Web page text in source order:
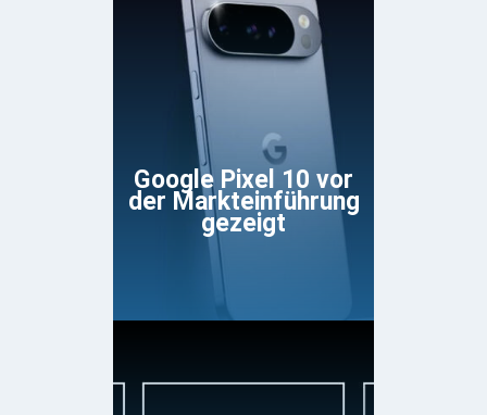
Google Pixel 10 vor
der Markteinführung
gezeigt